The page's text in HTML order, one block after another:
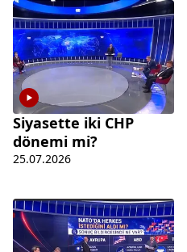
Siyasette iki CHP
dönemi mi?
25.07.2026